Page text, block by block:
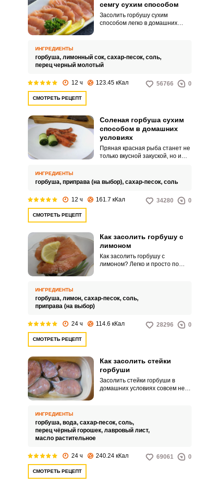
семгу сухим способом
Засолить горбушу сухим
способом легко в домашних
ИНГРЕДИЕНТЫ
горбуша, лимонный сок, сахар-песок, соль,
перец черный молотый
12 ч 123.45 кКал 56766 0
СМОТРЕТЬ РЕЦЕПТ
Соленая горбуша сухим
способом в домашних
условиях
Пряная красная рыба станет не
только вкусной закуской, но и
Попробуйте простой домашний
ИНГРЕДИЕНТЫ
горбуша, приправа (на выбор), сахар-песок, соль
12 ч 161.7 кКал 34280 0
СМОТРЕТЬ РЕЦЕПТ
Как засолить горбушу с
лимоном
Как засолить горбушу с
лимоном? Легко и просто по
лимона. Приготовьте простое и
вкусное блюдо для вашего стола
ИНГРЕДИЕНТЫ
горбуша, лимон, сахар-песок, соль,
приправа (на выбор)
24 ч 114.6 кКал 28296 0
СМОТРЕТЬ РЕЦЕПТ
Как засолить стейки
горбуши
Засолить стейки горбуши в
домашних условиях совсем не
ИНГРЕДИЕНТЫ
горбуша, вода, сахар-песок, соль,
перец чёрный горошек, лавровый лист,
масло растительное
24 ч 240.24 кКал 69061 0
СМОТРЕТЬ РЕЦЕПТ
ВХОД НА САЙТ РЕГИСТРАЦИЯ
с помощью социальных сетей: